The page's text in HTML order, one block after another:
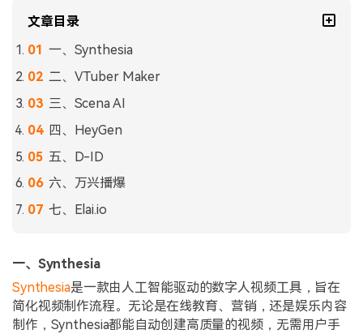
文章目录
一、Synthesia
二、VTuber Maker
三、Scena AI
四、HeyGen
五、D-ID
六、万兴播爆
七、Elai.io
一、Synthesia
Synthesia是一款由人工智能驱动的数字人视频工具，旨在
简化视频制作流程。无论是在线教育、营销，还是娱乐内容
制作，Synthesia都能自动创建高质量的视频，无需用户手